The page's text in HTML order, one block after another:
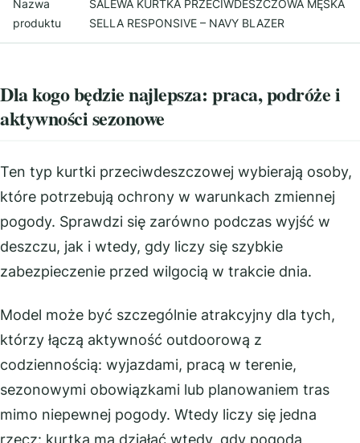
Nazwa
produktu
SALEWA KURTKA PRZECIWDESZCZOWA MĘSKA
SELLA RESPONSIVE – NAVY BLAZER
Dla kogo będzie najlepsza: praca, podróże i
aktywności sezonowe
Ten typ kurtki przeciwdeszczowej wybierają osoby,
które potrzebują ochrony w warunkach zmiennej
pogody. Sprawdzi się zarówno podczas wyjść w
deszczu, jak i wtedy, gdy liczy się szybkie
zabezpieczenie przed wilgocią w trakcie dnia.
Model może być szczególnie atrakcyjny dla tych,
którzy łączą aktywność outdoorową z
codziennością: wyjazdami, pracą w terenie,
sezonowymi obowiązkami lub planowaniem tras
mimo niepewnej pogody. Wtedy liczy się jedna
rzecz: kurtka ma działać wtedy, gdy pogoda